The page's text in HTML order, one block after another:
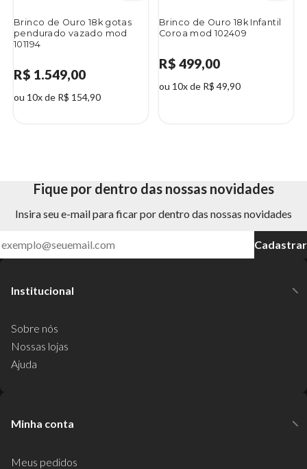
Brinco de Ouro 18k gotas
pendurado vazado mod
101194
R$ 1.549,00
ou 10x de R$ 154,90
Brinco de Ouro 18k Infantil
Coroa mod 102409
R$ 499,00
ou 10x de R$ 49,90
Fique por dentro das nossas novidades
Insira seu e-mail para ficar por dentro das nossas novidades
Cadastrar
Institucional
Sobre nós
Nossas lojas
Ajuda
Minha conta
Meus pedidos